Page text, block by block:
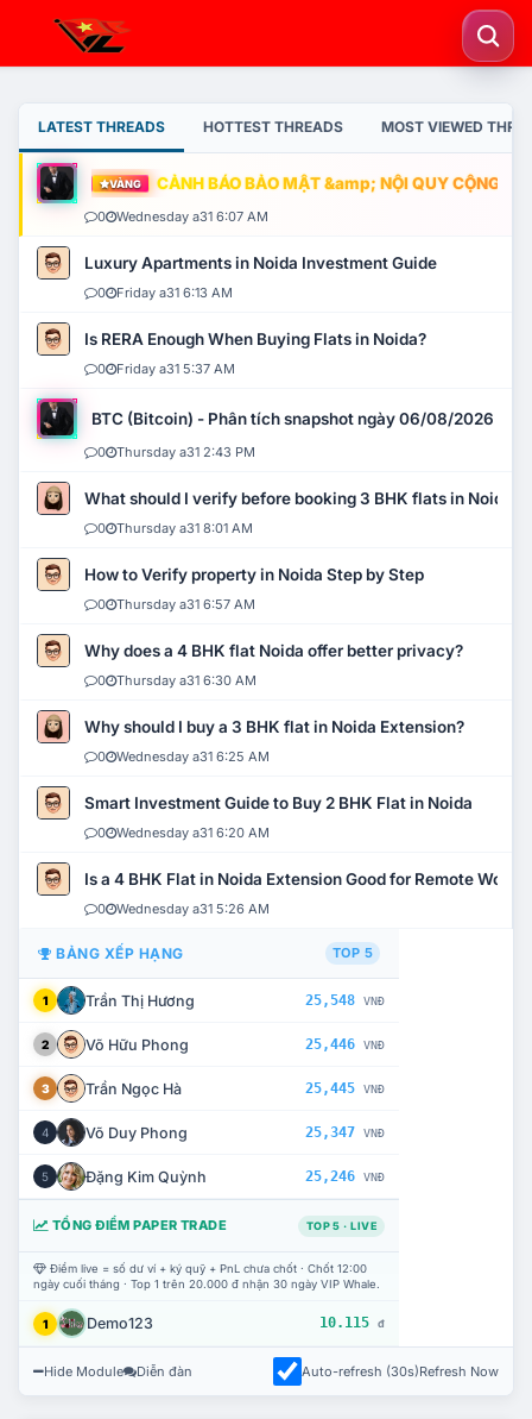
LATEST THREADS HOTTEST THREADS MOST VIEWED
VÀNG CẢNH BÁO BẢO MẬT &amp; NỘI QUY CỘNG
0 Wednesday a31 6:07 AM
Luxury Apartments in Noida Investment Guide
0 Friday a31 6:13 AM
Is RERA Enough When Buying Flats in Noida?
0 Friday a31 5:37 AM
BTC (Bitcoin) - Phân tích snapshot ngày 06/08/2026
0 Thursday a31 2:43 PM
What should I verify before booking 3 BHK flats in Noida?
0 Thursday a31 8:01 AM
How to Verify property in Noida Step by Step
0 Thursday a31 6:57 AM
Why does a 4 BHK flat Noida offer better privacy?
0 Thursday a31 6:30 AM
Why should I buy a 3 BHK flat in Noida Extension?
0 Wednesday a31 6:25 AM
Smart Investment Guide to Buy 2 BHK Flat in Noida
0 Wednesday a31 6:20 AM
Is a 4 BHK Flat in Noida Extension Good for Remote Work?
0 Wednesday a31 5:26 AM
BẢNG XẾP HẠNG TOP 5
1 Trần Thị Hương 25,548 VNĐ
2 Võ Hữu Phong 25,446 VNĐ
3 Trần Ngọc Hà 25,445 VNĐ
4 Võ Duy Phong 25,347 VNĐ
5 Đặng Kim Quỳnh 25,246 VNĐ
TỔNG ĐIỂM PAPER TRADE TOP 5 · LIVE
Điểm live = số dư ví + ký quỹ + PnL chưa chốt · Chốt 12:00
ngày cuối tháng · Top 1 trên 20.000 đ nhận 30 ngày VIP Whale.
1 Demo123 10.115 đ
Hide Module Diễn đàn Auto-refresh (30s)Refresh Now